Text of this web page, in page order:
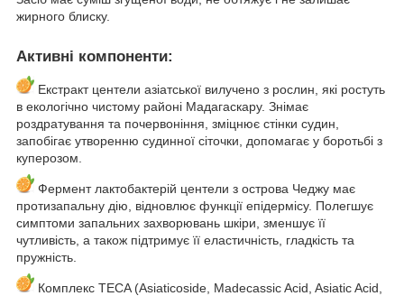
жирного блиску.
Активні компоненти:
Екстракт центели азіатської вилучено з рослин, які ростуть
в екологічно чистому районі Мадагаскару. Знімає
роздратування та почервоніння, зміцнює стінки судин,
запобігає утворенню судинної сіточки, допомагає у боротьбі з
куперозом.
Фермент лактобактерій центели з острова Чеджу має
протизапальну дію, відновлює функції епідермісу. Полегшує
симптоми запальних захворювань шкіри, зменшує її
чутливість, а також підтримує її еластичність, гладкість та
пружність.
Комплекс TECA (Asiaticoside, Madecassic Acid, Asiatic Acid,